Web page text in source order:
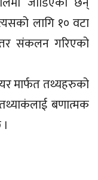
लागि १० वटा
संकलन गरिएको
मार्फत तथ्यहरुको
बणात्मक